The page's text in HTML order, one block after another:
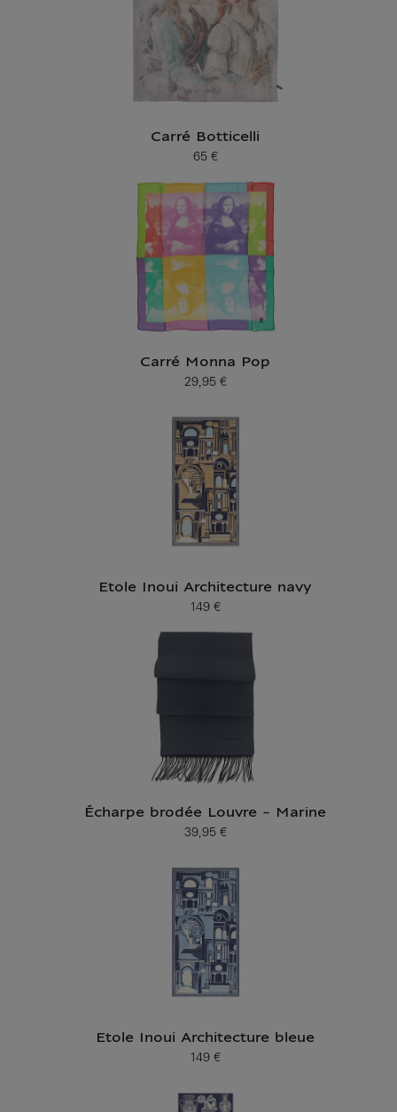
Carré Botticelli
Prix ​​actuel
65 €
Carré Monna Pop
Prix ​​actuel
29,95 €
Etole Inoui Architecture navy
Prix ​​actuel
149 €
Écharpe brodée Louvre - Marine
Prix ​​actuel
39,95 €
Etole Inoui Architecture bleue
Prix ​​actuel
149 €